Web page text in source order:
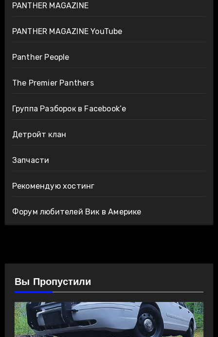
PANTHER MAGAZINE
PANTHER MAGAZINE YouTube
Panther People
The Premier Panthers
Группа Разборок в Facebook’е
Детройт клан
Запчасти
Рекомендую хостинг
Форум любителей Вик в Америке
Вы Пропустили